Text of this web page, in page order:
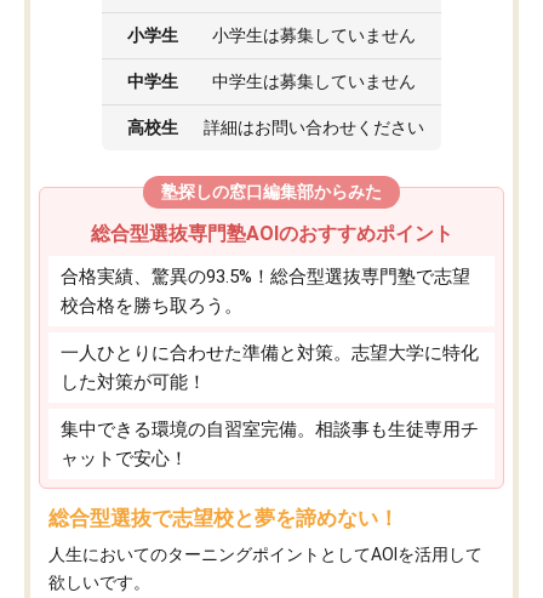
小学生 小学生は募集していません
中学生 中学生は募集していません
高校生 詳細はお問い合わせください
塾探しの窓口編集部からみた
総合型選抜専門塾AOIのおすすめポイント
合格実績、驚異の93.5%！総合型選抜専門塾で志望
校合格を勝ち取ろう。
一人ひとりに合わせた準備と対策。志望大学に特化
した対策が可能！
集中できる環境の自習室完備。相談事も生徒専用チ
ャットで安心！
総合型選抜で志望校と夢を諦めない！
人生においてのターニングポイントとしてAOIを活用して
欲しいです。